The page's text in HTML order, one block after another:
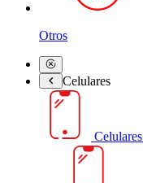
Otros
Celulares
Celulares